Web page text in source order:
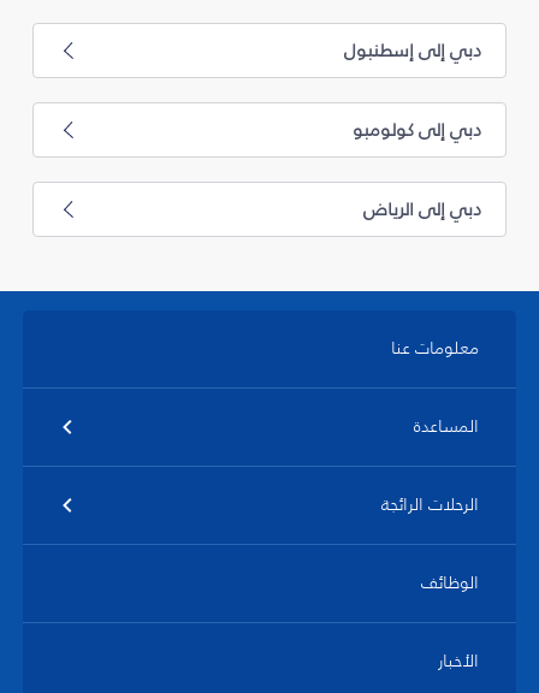
دبي إلى إسطنبول
دبي إلى كولومبو
دبي إلى الرياض
معلومات عنا
المساعدة
الرحلات الرائجة
الوظائف
الأخبار